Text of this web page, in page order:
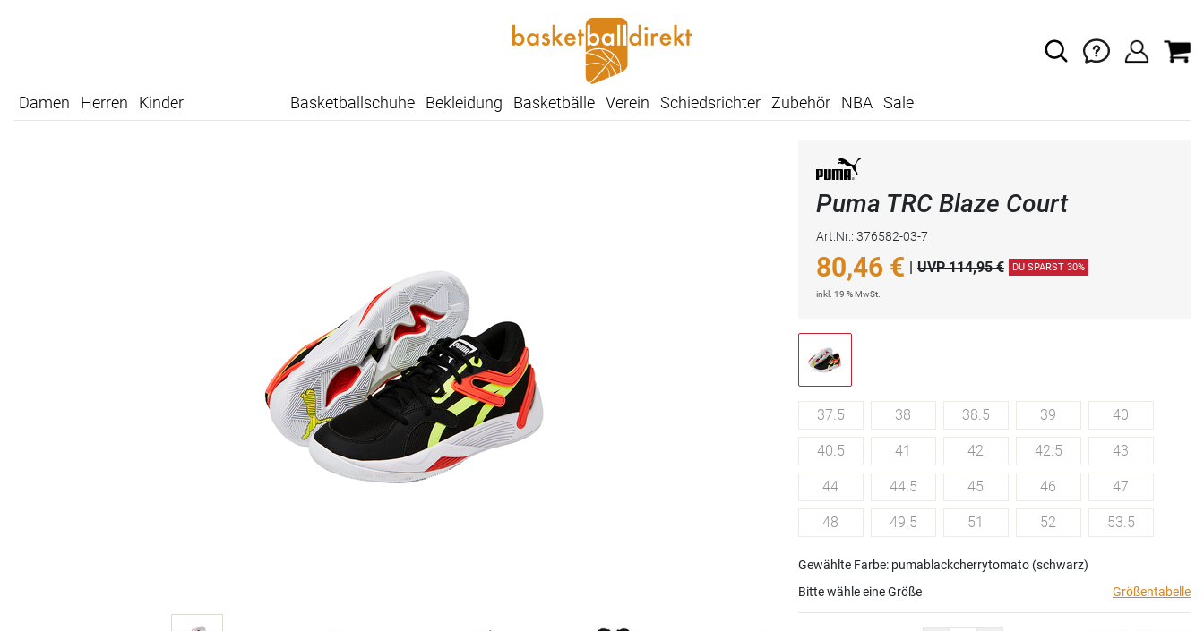
Damen Herren Kinder Basketballschuhe Bekleidung Basketbälle Verein Schiedsrichter Zubehör NBA Sale
Puma TRC Blaze Court
Art.Nr.: 376582-03-7
80,46 € | UVP 114,95 € DU SPARST 30%
inkl. 19 % MwSt.
37.5 38 38.5 39 40
40.5 41 42 42.5 43
44 44.5 45 46 47
48 49.5 51 52 53.5
Gewählte Farbe: pumablackcherrytomato (schwarz)
Bitte wähle eine Größe
Größentabelle